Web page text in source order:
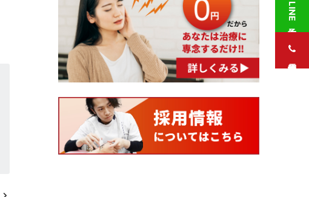
LINE予約